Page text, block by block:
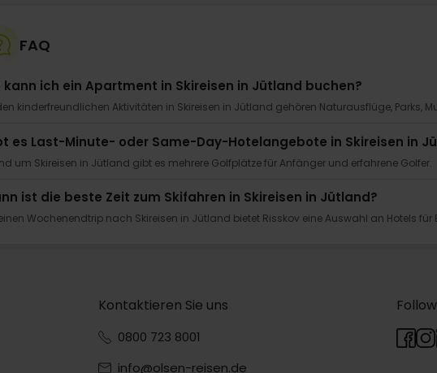
FAQ
kann ich ein Apartment in Skireisen in Jütland buchen?
kinderfreundlichen Aktivitäten in Skireisen in Jütland gehören Naturausflüge, Parks,
es Last-Minute- oder Same-Day-Hotelangebote in Skireisen in
um Skireisen in Jütland gibt es mehrere Golfplätze für Anfänger und erfahrene Golfer.
ist die beste Zeit zum Skifahren in Skireisen in Jütland?
Wochenendtrip nach Skireisen in Jütland bietet Risskov eine Auswahl an Hotels
Kontaktieren Sie uns
0800 723 8001
info@olsen-reisen.de